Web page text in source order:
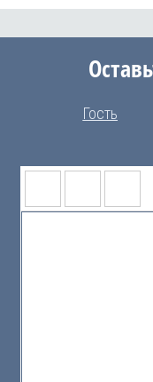
Гость